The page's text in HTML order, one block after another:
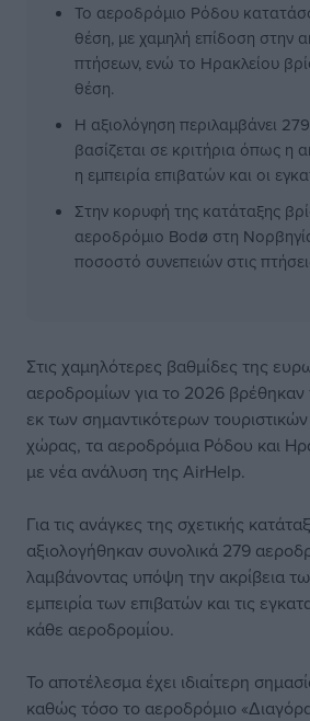
Το αεροδρόμιο Ρόδου
θέση, με χαμηλή επίδοση στην
πτήσεων, ενώ το Ηρακλείου
θέση.
Η αξιολόγηση περιλαμβάνει
βασίζεται σε κριτήρια όπως η
η εμπειρία επιβατών και οι
Στην κορυφή της κατάταξης
αεροδρόμιο Bodø στη
ποσοστό συνεπειών στις
Στις χαμηλότερες βαθμίδες της
αεροδρομίων για το 2026
εκ των σημαντικότερων
χώρας, τα αεροδρόμια Ρόδου και
με νέα ανάλυση της AirHelp.
Για τις ανάγκες της σχετικής
αξιολογήθηκαν συνολικά 279
λαμβάνοντας υπόψη την ακρίβεια
εμπειρία των επιβατών και τις
κάθε αεροδρομίου.
Το αποτέλεσμα έχει ιδιαίτερη
καθώς τόσο το αεροδρόμιο